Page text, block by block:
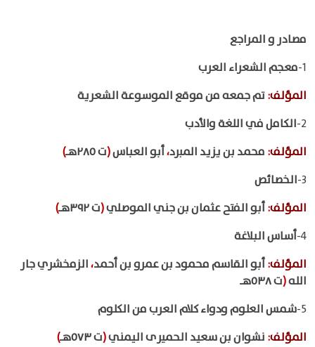
مصادر و المراجع
1- معجم الشعراء العرب
المؤلف:تم جمعه من موقع الموسوعة الشعرية
2- الكامل في اللغة والأدب
المؤلف: محمد بن يزيد المبرد،أبو العباس(ت ٢٨٥هـ
)
3- الخصائص
المؤلف:أبو الفتح عثمان بن جني الموصلي(ت ٣٩٢هـ
)
4- أساس البلاغة
المؤلف:أبو القاسم محمود بن عمرو بن أحمد،الزمخشري جار
الله(ت ٥٣٨هـ
5- شمس العلوم ودواء كلام العرب من الكلوم
المؤلف: نشوان بن سعيد الحميرى اليمني(ت ٥٧٣هـ
)